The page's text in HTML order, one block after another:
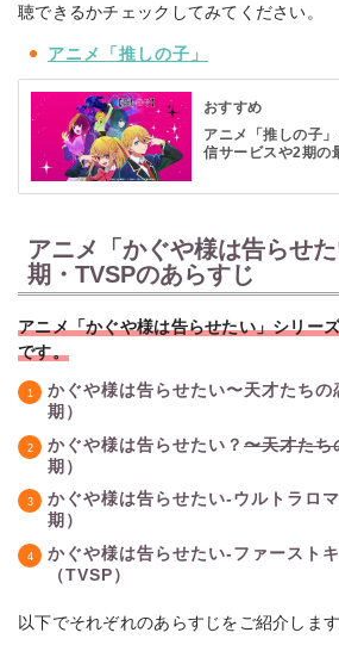
聴できるかチェックしてみてください。
アニメ「推しの子」
おすすめ
アニメ「推しの子
信サービスや2期の
アニメ「かぐや様は告らせ
期・TVSPのあらすじ
アニメ「かぐや様は告らせたい」シリー
です。
かぐや様は告らせたい〜天才たちの
期）
かぐや様は告らせたい？ 〜天才たち
期）
かぐや様は告らせたい-ウルトラロ
期）
かぐや様は告らせたい-ファースト
（TVSP）
以下でそれぞれのあらすじをご紹介します